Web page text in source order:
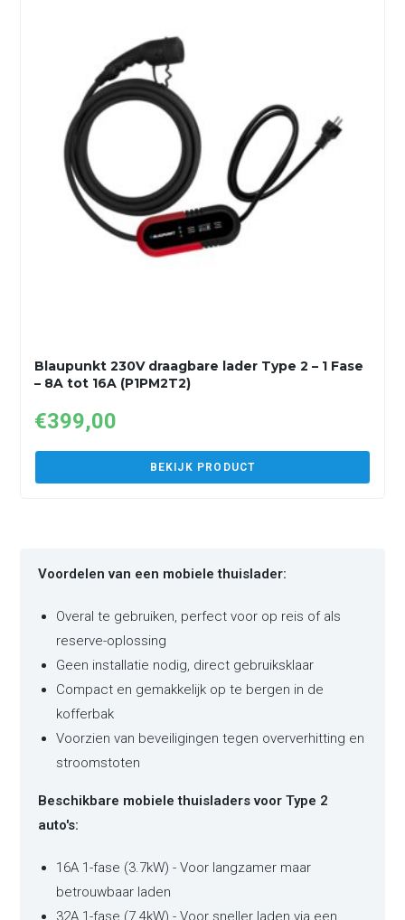
Blaupunkt 230V draagbare lader Type 2 – 1 Fase
– 8A tot 16A (P1PM2T2)
€399,00
BEKIJK PRODUCT
Voordelen van een mobiele thuislader:
Overal te gebruiken, perfect voor op reis of als
reserve-oplossing
Geen installatie nodig, direct gebruiksklaar
Compact en gemakkelijk op te bergen in de
kofferbak
Voorzien van beveiligingen tegen oververhitting en
stroomstoten
Beschikbare mobiele thuisladers voor Type 2
auto's:
16A 1-fase (3.7kW) - Voor langzamer maar
betrouwbaar laden
32A 1-fase (7.4kW) - Voor sneller laden via een